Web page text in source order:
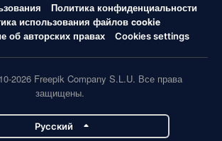
Политика конфиденциальности
использования файлов cookie
об авторских правах
Cookies settings
2026 Freepik Company S.L.U. Все права
защищены.
Pусский